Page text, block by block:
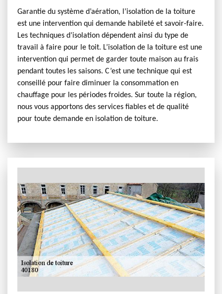
Garantie du système d’aération, l’isolation de la toiture
est une intervention qui demande habileté et savoir-faire.
Les techniques d’isolation dépendent ainsi du type de
travail à faire pour le toit. L’isolation de la toiture est une
intervention qui permet de garder toute maison au frais
pendant toutes les saisons. C’est une technique qui est
conseillé pour faire diminuer la consommation en
chauffage pour les périodes froides. Sur toute la région,
nous vous apportons des services fiables et de qualité
pour toute demande en isolation de toiture.